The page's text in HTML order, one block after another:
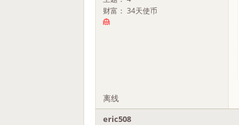
财富： 34天使币
离线
eric508